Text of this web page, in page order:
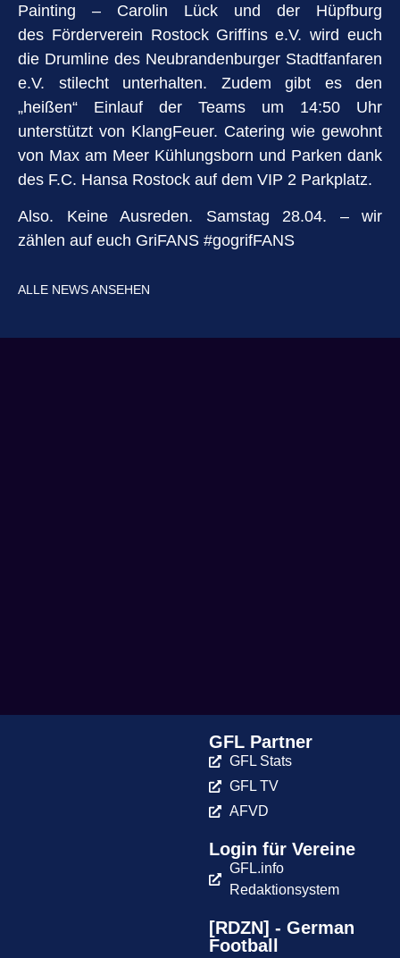
Painting – Carolin Lück und der Hüpfburg
des Förderverein Rostock Griffins e.V. wird euch
die Drumline des Neubrandenburger Stadtfanfaren
e.V. stilecht unterhalten. Zudem gibt es den
„heißen“ Einlauf der Teams um 14:50 Uhr
unterstützt von KlangFeuer. Catering wie gewohnt
von Max am Meer Kühlungsborn und Parken dank
des F.C. Hansa Rostock auf dem VIP 2 Parkplatz.
Also. Keine Ausreden. Samstag 28.04. – wir
zählen auf euch GriFANS #gogrifFANS
ALLE NEWS ANSEHEN
GFL Partner
GFL Stats
GFL TV
AFVD
Login für Vereine
GFL.info
Redaktionsystem
[RDZN] - German
Football